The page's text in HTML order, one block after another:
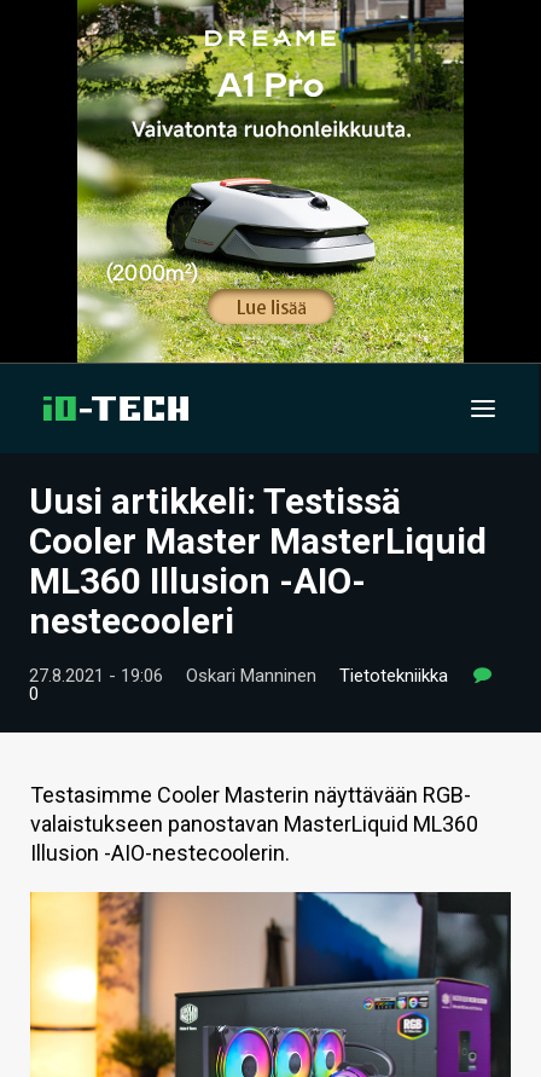
UUTISET
ARTIKKELIT
VIDEOT
TECHBBS
KAUPPA
HAKU
Uusi artikkeli: Testissä
Cooler Master MasterLiquid
ML360 Illusion -AIO-
nestecooleri
27.8.2021 - 19:06 Oskari Manninen
Tietotekniikka
0
Testasimme Cooler Masterin näyttävään RGB-
valaistukseen panostavan MasterLiquid ML360
Illusion -AIO-nestecoolerin.